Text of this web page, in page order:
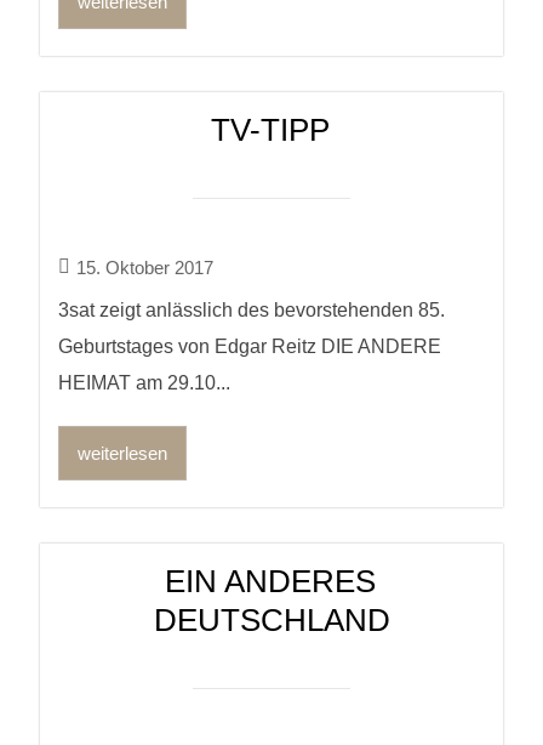
TV-TIPP
15. Oktober 2017
3sat zeigt anlässlich des bevorstehenden 85.
Geburtstages von Edgar Reitz DIE ANDERE
HEIMAT am 29.10...
weiterlesen
EIN ANDERES
DEUTSCHLAND